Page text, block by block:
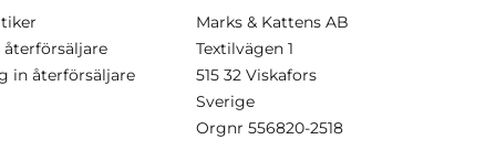
återförsäljare
in återförsäljare
Marks & Kattens AB
Textilvägen 1
515 32 Viskafors
Sverige
Orgnr 556820-2518